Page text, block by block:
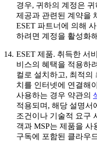
경우, 귀하의 계정은
제공과 관련된 계약을
ESET 파트너에 의해
하려면 계정을 활성화
14. ESET 제품. 취득한 서
비스의 혜택을 적용하
컬로 설치하고, 최적의
치를 인터넷에 연결해
사용하는 경우 약관의
적용되며, 해당 설명서
조건이나 기술적 요구
객과 MSP는 제품을
구독에 포함된 클라우